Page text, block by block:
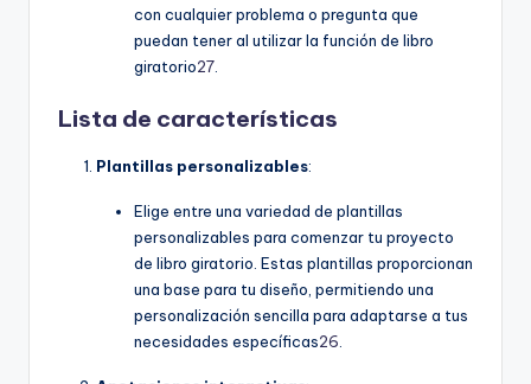
con cualquier problema o pregunta que
puedan tener al utilizar la función de libro
giratorio27.
Lista de características
Plantillas personalizables:
Elige entre una variedad de plantillas
personalizables para comenzar tu proyecto
de libro giratorio. Estas plantillas proporcionan
una base para tu diseño, permitiendo una
personalización sencilla para adaptarse a tus
necesidades específicas26